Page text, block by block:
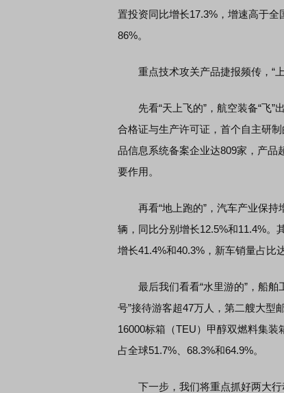
置投资同比增长17.3%，增速高于全
86%。
重点技术攻关产品捷报频传，“上
先看“天上飞的”，航空装备“飞”
合格证与生产许可证，首个自主研
品信息系统备案企业达809家，产品
要作用。
再看“地上跑的”，汽车产业保持
辆，同比分别增长12.5%和11.4%。
增长41.4%和40.3%，新车销量占比
最后我们看看“水里游的”，船舶
号”接待游客超47万人，第二艘大型
16000标箱（TEU）甲醇双燃料集
占全球51.7%、68.3%和64.9%。
下一步，我们将重点抓好两大行